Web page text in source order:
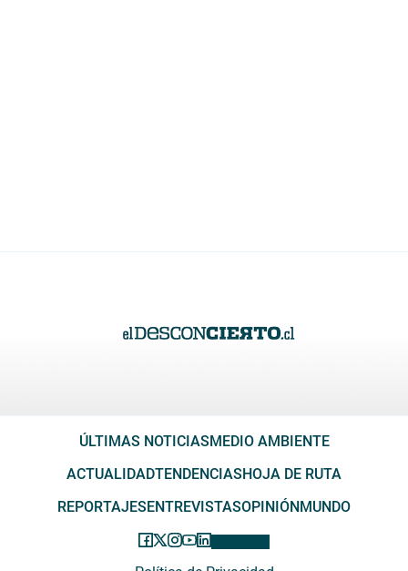
ÚLTIMAS NOTICIASMEDIO AMBIENTE
ACTUALIDADTENDENCIASHOJA DE RUTA
REPORTAJESENTREVISTASOPINIÓNMUNDO